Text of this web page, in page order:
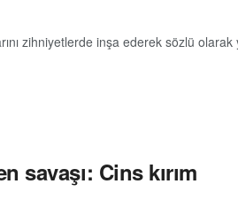
zihniyetlerde inşa ederek sözlü
savaşı: Cins kırım